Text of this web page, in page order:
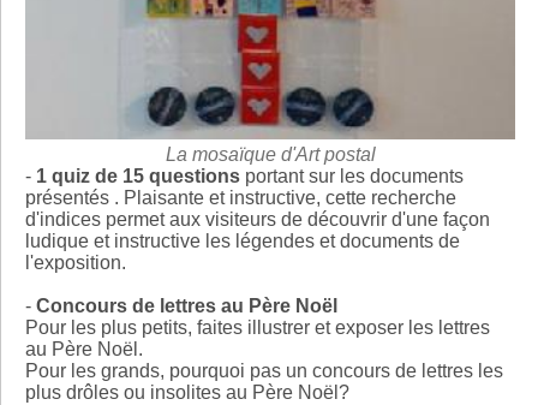
La mosaïque d'Art postal
- 1 quiz de 15 questions portant sur les documents
présentés . Plaisante et instructive, cette recherche
d'indices permet aux visiteurs de découvrir d'une façon
ludique et instructive les légendes et documents de
l'exposition.
- Concours de lettres au Père Noël
Pour les plus petits, faites illustrer et exposer les lettres
au Père Noël.
Pour les grands, pourquoi pas un concours de lettres les
plus drôles ou insolites au Père Noël?